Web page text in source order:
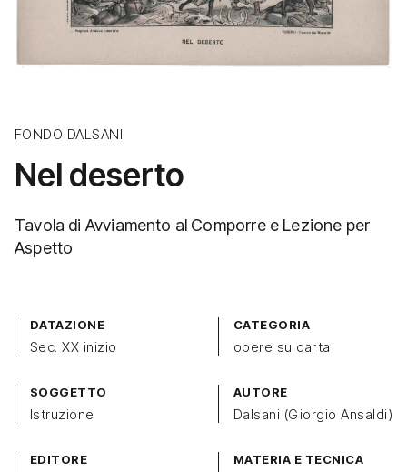
FONDO DALSANI
Nel deserto
Tavola di Avviamento al Comporre e Lezione per
Aspetto
DATAZIONE
Sec. XX inizio
CATEGORIA
opere su carta
SOGGETTO
Istruzione
AUTORE
Dalsani (Giorgio Ansaldi)
EDITORE MATERIA E TECNICA